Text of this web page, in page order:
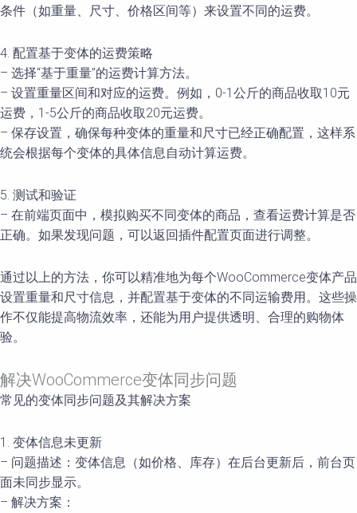
条件（如重量、尺寸、价格区间等）来设置不同的运费。
4. 配置基于变体的运费策略
– 选择“基于重量”的运费计算方法。
– 设置重量区间和对应的运费。例如，0-1公斤的商品收取10元
运费，1-5公斤的商品收取20元运费。
– 保存设置，确保每种变体的重量和尺寸已经正确配置，这样系
统会根据每个变体的具体信息自动计算运费。
5. 测试和验证
– 在前端页面中，模拟购买不同变体的商品，查看运费计算是否
正确。如果发现问题，可以返回插件配置页面进行调整。
通过以上的方法，你可以精准地为每个WooCommerce变体产品
设置重量和尺寸信息，并配置基于变体的不同运输费用。这些操
作不仅能提高物流效率，还能为用户提供透明、合理的购物体
验。
解决WooCommerce变体同步问题
常见的变体同步问题及其解决方案
1. 变体信息未更新
– 问题描述：变体信息（如价格、库存）在后台更新后，前台页
面未同步显示。
– 解决方案：